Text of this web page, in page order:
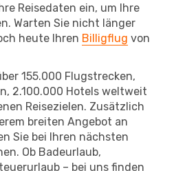
Reisedaten ein, um Ihre
Warten Sie nicht länger
heute Ihren Billigflug von
155.000 Flugstrecken,
2.100.000 Hotels weltweit
Reisezielen. Zusätzlich
breiten Angebot an
Sie bei Ihren nächsten
Ob Badeurlaub,
– bei uns finden